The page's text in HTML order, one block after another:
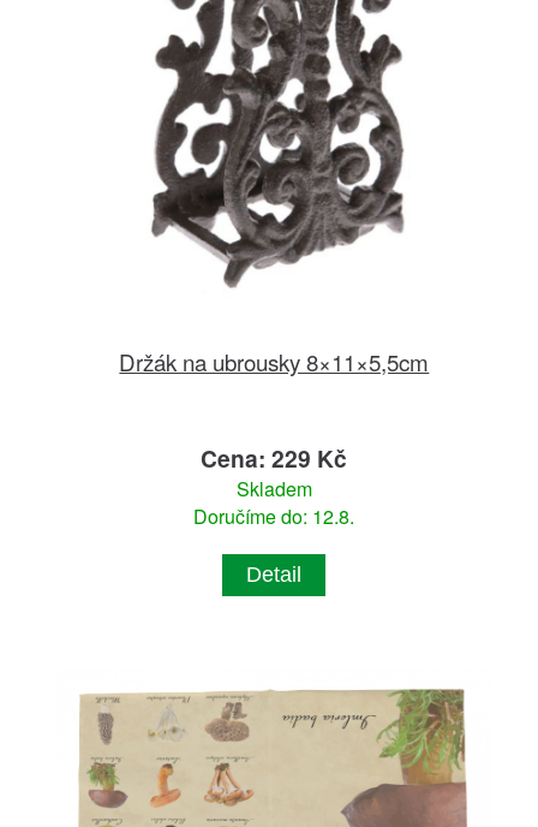
Držák na ubrousky 8×11×5,5cm
Cena: 229 Kč
Skladem
Doručíme do: 12.8.
Detail